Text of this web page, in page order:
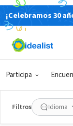
¡Celebramos 30
Participa
Filtros Idioma
How to
CM, Guatemala
Acerca de